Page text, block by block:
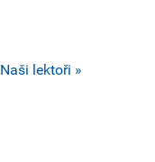
Naši lektoři »